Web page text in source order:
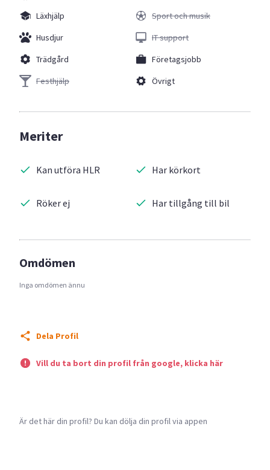
Läxhjälp
Husdjur
Trädgård
Festhjälp
Sport och musik
IT support
Företagsjobb
Övrigt
Meriter
Kan utföra HLR
Röker ej
Har körkort
Har tillgång till bil
Omdömen
Inga omdömen ännu
Dela Profil
Vill du ta bort din profil från google, klicka här
Är det här din profil? Du kan dölja din profil via appen